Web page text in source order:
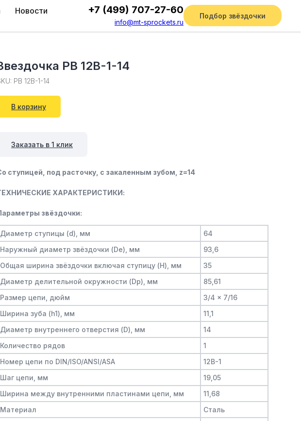
Новости
+7 (499) 707-27-60
info@mt-sprockets.ru
Подбор звёздочки
PB 12B-1-14
PB 12B-1-14
В корзину
Заказать в 1 клик
ступицей, под расточку, c закаленным зубом, z=14
ХАРАКТЕРИСТИКИ:
звёздочки:
Диаметр ступицы (d), мм
64
Наружный диаметр звёздочки (De), мм
93,6
Общая ширина звёздочки включая ступицу (H), мм
35
Диаметр делительной окружности (Dp), мм
85,61
Размер цепи, дюйм
3/4 x 7/16
Ширина зуба (h1), мм
11,1
Диаметр внутреннего отверстия (D), мм
14
Количество рядов
1
Номер цепи по DIN/ISO/ANSI/ASA
12B-1
Шаг цепи, мм
19,05
Ширина между внутренними пластинами цепи, мм
11,68
Материал
Сталь